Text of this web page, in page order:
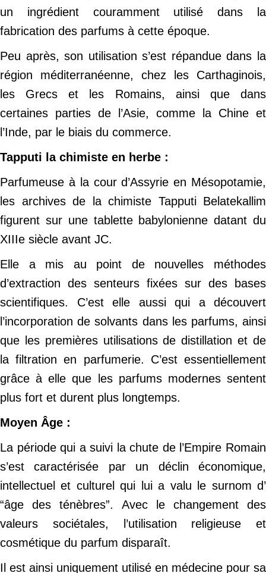
un ingrédient couramment utilisé dans la
fabrication des parfums à cette époque.
Peu après, son utilisation s’est répandue dans la
région méditerranéenne, chez les Carthaginois,
les Grecs et les Romains, ainsi que dans
certaines parties de l’Asie, comme la Chine et
l’Inde, par le biais du commerce.
Tapputi la chimiste en herbe :
Parfumeuse à la cour d’Assyrie en Mésopotamie,
les archives de la chimiste Tapputi Belatekallim
figurent sur une tablette babylonienne datant du
XIIIe siècle avant JC.
Elle a mis au point de nouvelles méthodes
d’extraction des senteurs fixées sur des bases
scientifiques. C’est elle aussi qui a découvert
l’incorporation de solvants dans les parfums, ainsi
que les premières utilisations de distillation et de
la filtration en parfumerie. C’est essentiellement
grâce à elle que les parfums modernes sentent
plus fort et durent plus longtemps.
Moyen Âge :
La période qui a suivi la chute de l’Empire Romain
s’est caractérisée par un déclin économique,
intellectuel et culturel qui lui a valu le surnom d’
“âge des ténèbres”. Avec le changement des
valeurs sociétales, l’utilisation religieuse et
cosmétique du parfum disparaît.
Il est ainsi uniquement utilisé en médecine pour sa